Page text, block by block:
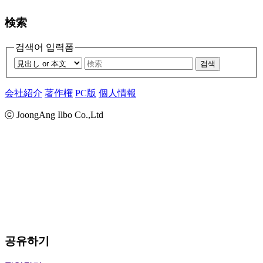
検索
검색어 입력폼
검색
会社紹介 著作権 PC版 個人情報
ⓒ JoongAng Ilbo Co.,Ltd
공유하기